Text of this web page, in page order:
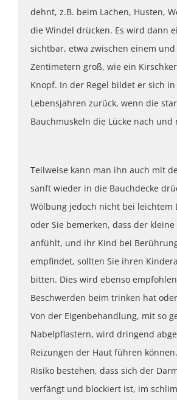
dehnt, z.B. beim Lachen, Husten,
die Windel drücken. Es wird dann
sichtbar, etwa zwischen einem
Zentimetern groß, wie ein
Knopf. In der Regel bildet er sich
Lebensjahren zurück, wenn die
Bauchmuskeln die Lücke nach und
Teilweise kann man ihn auch mit
sanft wieder in die Bauchdecke
Wölbung jedoch nicht bei leichtem
oder Sie bemerken, dass der kleine
anfühlt, und ihr Kind bei
empfindet, sollten Sie ihren
bitten. Dies wird ebenso
Beschwerden beim trinken hat
Von der Eigenbehandlung, mit so
Nabelpflastern, wird dringend
Reizungen der Haut führen
Risiko bestehen, dass sich der
verfängt und blockiert ist, im